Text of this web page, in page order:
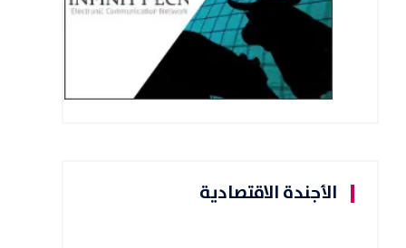
الأجندة الاقتصادية